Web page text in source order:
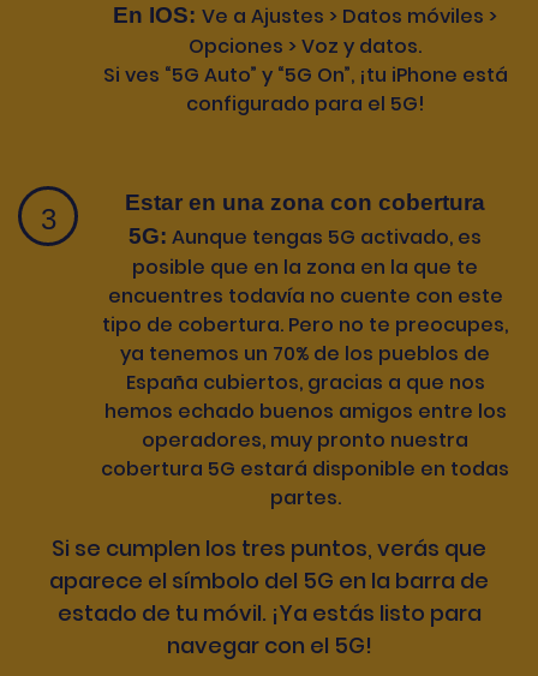
En IOS: Ve a Ajustes > Datos móviles >
Opciones > Voz y datos.
Si ves “5G Auto” y “5G On”, ¡tu iPhone está
configurado para el 5G!
Estar en una zona con cobertura
5G: Aunque tengas 5G activado, es
posible que en la zona en la que te
encuentres todavía no cuente con este
tipo de cobertura. Pero no te preocupes,
ya tenemos un 70% de los pueblos de
España cubiertos, gracias a que nos
hemos echado buenos amigos entre los
operadores, muy pronto nuestra
cobertura 5G estará disponible en todas
partes.
Si se cumplen los tres puntos, verás que
aparece el símbolo del 5G en la barra de
estado de tu móvil. ¡Ya estás listo para
navegar con el 5G!